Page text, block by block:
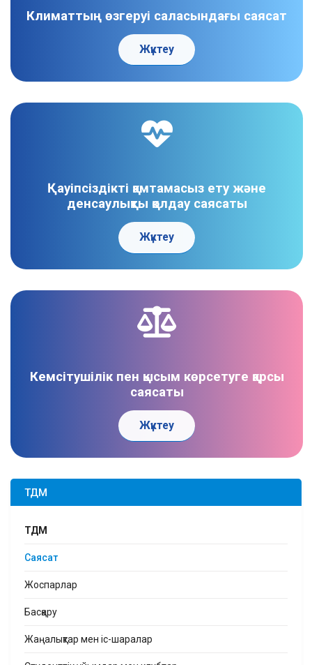
Климаттың өзгеруі саласындағы саясат
Жүктеу
Қауіпсіздікті қамтамасыз ету және
денсаулықты қолдау саясаты
Жүктеу
Кемсітушілік пен қысым көрсетуге қарсы
саясаты
Жүктеу
ТДМ
ТДМ
Саясат
Жоспарлар
Басқару
Жаңалықтар мен іс-шаралар